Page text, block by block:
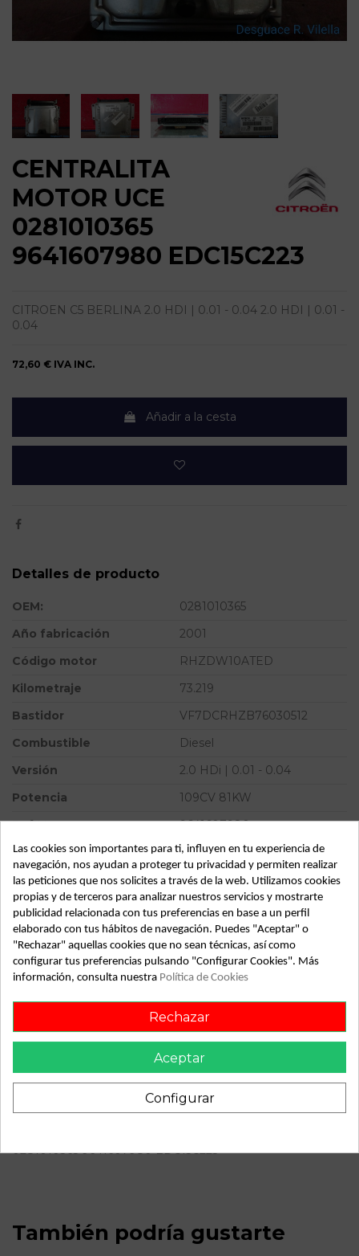
CENTRALITA
MOTOR UCE
0281010365
9641607980 EDC15C223
CITROEN C5 BERLINA 2.0 HDI | 0.01 - 0.04 2.0 HDI | 0.01 -
0.04
72,60 € IVA INC.
Añadir a la cesta
Detalles de producto
OEM:
0281010365
Año fabricación
2001
Código motor
RHZDW10ATED
Kilometraje
73.219
Bastidor
VF7DCRHZB76030512
Combustible
Diesel
Versión
2.0 HDi | 0.01 - 0.04
Potencia
109CV 81KW
Ref.Marca
9641607980
Ref.Equivalencia
EDC15C223
Modelo
C5 BERLINA 2.0 HDi | 0.01 -
0.04
Almacén
49349
SubAlmacén
373
SubSubAlmacén
100029481
Fecha disponible: 2022-04-04
Descripción
0281010365 9641607980 EDC15C223
También podría gustarte
Las cookies son importantes para ti, influyen en tu experiencia de
navegación, nos ayudan a proteger tu privacidad y permiten realizar
las peticiones que nos solicites a través de la web. Utilizamos cookies
propias y de terceros para analizar nuestros servicios y mostrarte
publicidad relacionada con tus preferencias en base a un perfil
elaborado con tus hábitos de navegación. Puedes "Aceptar" o
"Rechazar" aquellas cookies que no sean técnicas, así como
configurar tus preferencias pulsando "Configurar Cookies". Más
información, consulta nuestra Política de Cookies
Rechazar
Aceptar
Configurar